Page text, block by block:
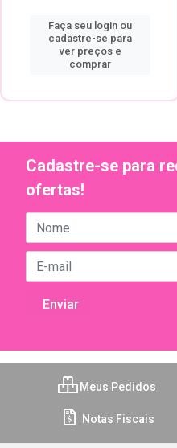
Faça seu login ou
cadastre-se para
ver preços e
comprar
Cadastre-se para
ofertas!
Meus Pedidos
Notas Fiscais